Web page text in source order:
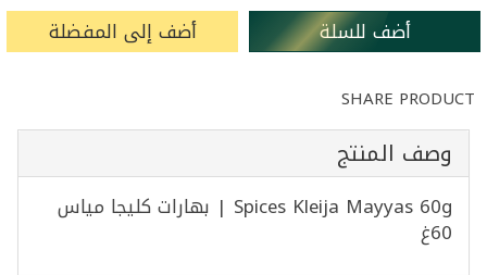
أضف للسلة أضف إلى المفضلة
SHARE PRODUCT
وصف المنتج
Spices Kleija Mayyas 60g | بهارات كليجا مياس
60غ